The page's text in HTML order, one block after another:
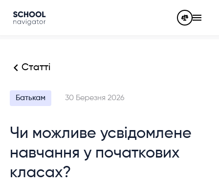
Статті
Батькам 30 Березня 2026
Чи можливе усвідомлене
навчання у початкових
класах?